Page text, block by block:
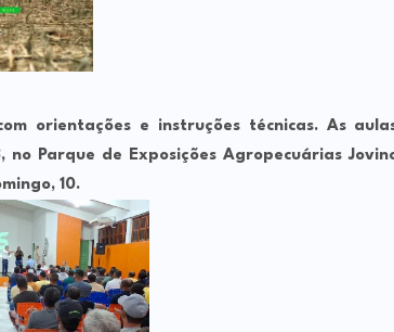
orientações e instruções técnicas. As
Parque de Exposições Agropecuárias
10.